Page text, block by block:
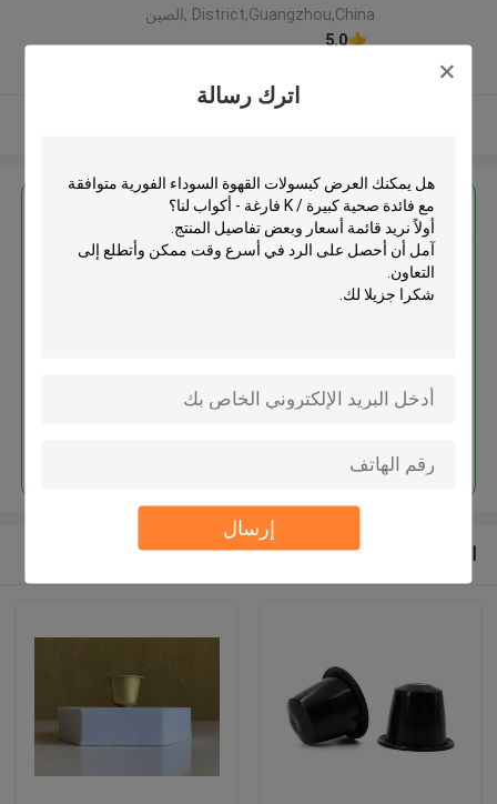
اترك رسالة
إرسال
District,Guangzhou,China ,الصين
5.0
احصل على افضل سعر ل
المنتجات الموصى بها